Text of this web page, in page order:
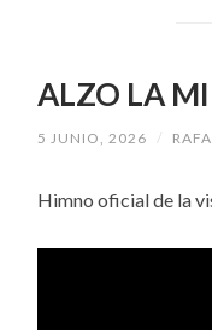
ALZO LA
5 JUNIO, 2026 /
Himno oficial de la